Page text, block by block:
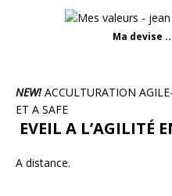
Ma devise
NEW!ACCULTURATION
ET A SAFE
EVEIL A L’AGILITÉ
A distance.